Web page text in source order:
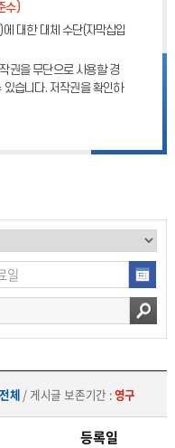
수)
대한 대체 수단(자막삽입
권을 무단으로 사용할 경
있습니다. 저작권을 확인하
전체 / 게시글 보존기간 :영구
등록일